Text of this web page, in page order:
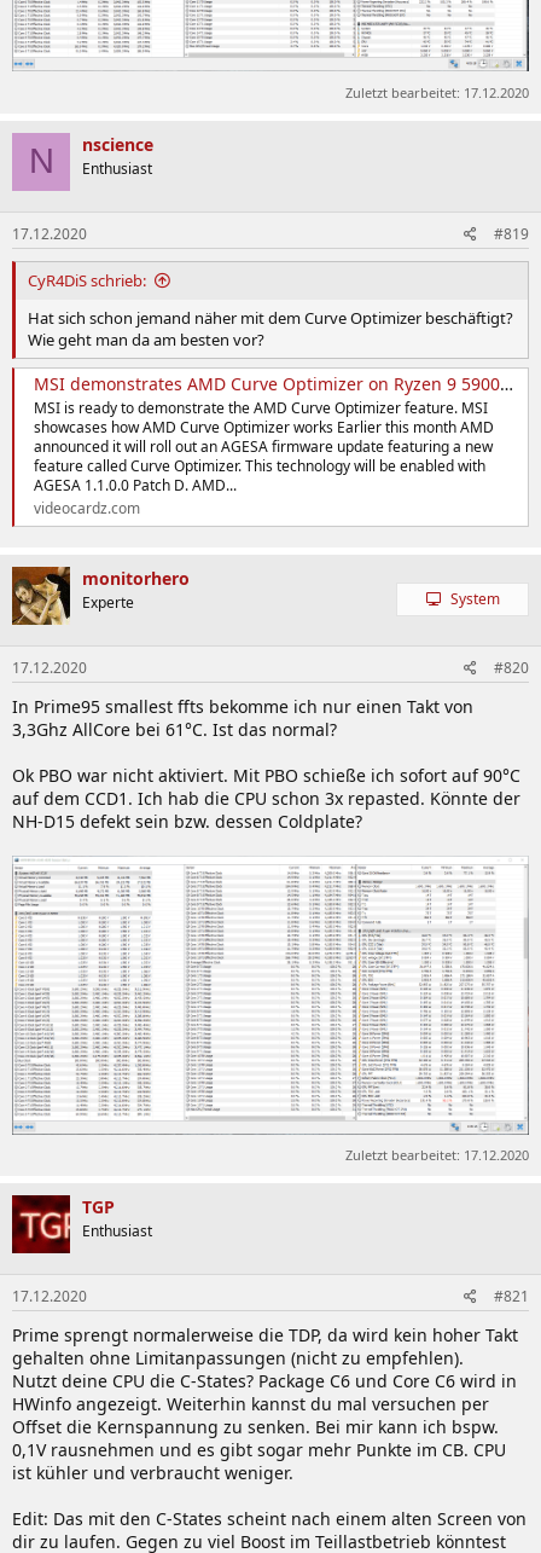
Zuletzt bearbeitet: 17.12.2020
N nscience
Enthusiast
17.12.2020 #819
CyR4DiS schrieb:
Hat sich schon jemand näher mit dem Curve Optimizer beschäftigt?
Wie geht man da am besten vor?
MSI demonstrates AMD Curve Optimizer on Ryzen 9 5900X and B450 Tomahawk motherboard - VideoCardz.com
MSI is ready to demonstrate the AMD Curve Optimizer feature. MSI
showcases how AMD Curve Optimizer works Earlier this month AMD
announced it will roll out an AGESA firmware update featuring a new
feature called Curve Optimizer. This technology will be enabled with
AGESA 1.1.0.0 Patch D. AMD...
videocardz.com
monitorhero
Experte System
17.12.2020 #820
In Prime95 smallest ffts bekomme ich nur einen Takt von
3,3Ghz AllCore bei 61°C. Ist das normal?
Ok PBO war nicht aktiviert. Mit PBO schieße ich sofort auf 90°C
auf dem CCD1. Ich hab die CPU schon 3x repasted. Könnte der
NH-D15 defekt sein bzw. dessen Coldplate?
Zuletzt bearbeitet: 17.12.2020
TGP
Enthusiast
17.12.2020 #821
Prime sprengt normalerweise die TDP, da wird kein hoher Takt
gehalten ohne Limitanpassungen (nicht zu empfehlen).
Nutzt deine CPU die C-States? Package C6 und Core C6 wird in
HWinfo angezeigt. Weiterhin kannst du mal versuchen per
Offset die Kernspannung zu senken. Bei mir kann ich bspw.
0,1V rausnehmen und es gibt sogar mehr Punkte im CB. CPU
ist kühler und verbraucht weniger.
Edit: Das mit den C-States scheint nach einem alten Screen von
dir zu laufen. Gegen zu viel Boost im Teillastbetrieb könntest